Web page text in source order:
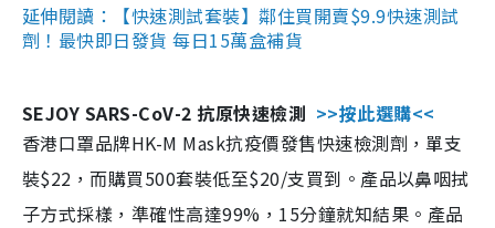
延伸閱讀：【快速測試套裝】鄰住買開賣$9.9快速測試
劑！最快即日發貨 每日15萬盒補貨
SEJOY SARS-CoV-2 抗原快速檢測 >>按此選購<<
香港口罩品牌HK-M Mask抗疫價發售快速檢測劑，單支
裝$22，而購買500套裝低至$20/支買到。產品以鼻咽拭
子方式採樣，準確性高達99%，15分鐘就知結果。產品